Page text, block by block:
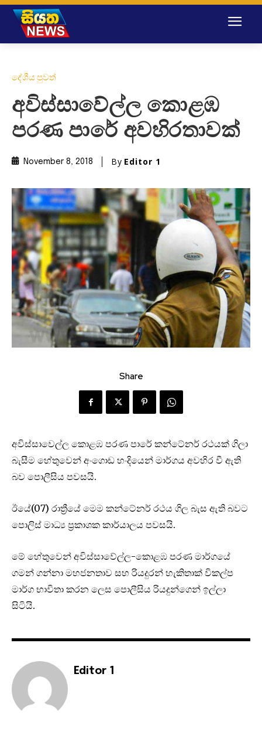
දේශීය පුවත්
අවිස්සාවේල්ල කොළඹ
පරණ පාරේ අවහිරතාවක්
November 8, 2018 By Editor 1
Share
අවිස්සාවෙල්ල කොළඹ පරණ පාරේ කන්ටේනර් රථයක් ගිලා
බැසීම හේතුවෙන් අංගොඩ හංදියෙන් මාර්ගය අවහිර වී ඇති
බව පොලීසිය පවසයි.
ඊයේ(07) රාත්‍රීයේ මෙම කන්ටේනර් රථය ගිල බැස ඇති බවට
පොලිස් මාධ්‍ය ප්‍රකාශක කාර්යාලය පවසයි.
මේ හේතුවෙන් අවිස්සාවේල්ල-කොළඹ පරණ මාර්ගයේ
ගමන් ගන්නා මහජනතාව සහ රියදුරන් හැකිතාක් විකල්ප
මාර්ග භාවිතා කරන ලෙස පොලීසිය රියදුන්ගෙන් ඉල්ලා
සිටියි.
Editor 1